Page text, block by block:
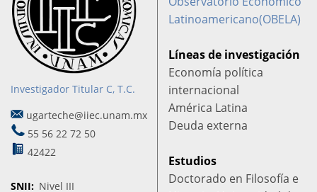
Investigador Titular C, T.C.
ugarteche@iiec.unam.mx
55 56 22 72 50
42422
SNII Nivel III
Latinoamericano(OBELA)
Líneas de investigación
Economía política
internacional
América Latina
Deuda externa
Estudios
Doctorado en Filosofía e